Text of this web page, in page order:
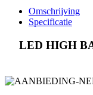
aantal
Omschrijving
Specificatie
LED HIGH